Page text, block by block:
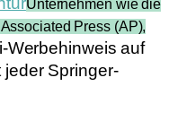
Unternehmen wie die
Press (AP),
auf
Springer-